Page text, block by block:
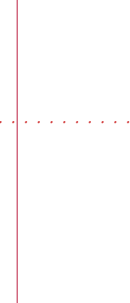
・・・・・・・・・・